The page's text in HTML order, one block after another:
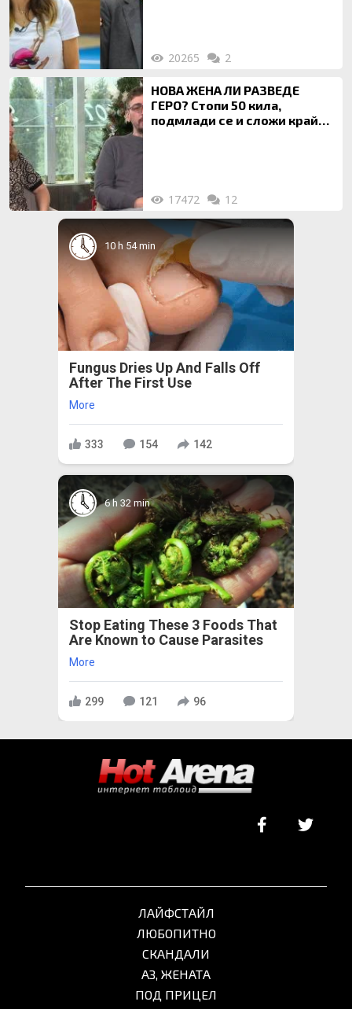
20265 2
НОВА ЖЕНА ЛИ РАЗВЕДЕ
ГЕРО? Стопи 50 кила,
подмлади се и сложи край
17472 12
10 h 54 min
Fungus Dries Up And Falls Off
After The First Use
More
333 154 142
6 h 32 min
Stop Eating These 3 Foods That
Are Known to Cause Parasites
More
299 121 96
ЛАЙФСТАЙЛ
ЛЮБОПИТНО
СКАНДАЛИ
АЗ, ЖЕНАТА
ПОД ПРИЦЕЛ